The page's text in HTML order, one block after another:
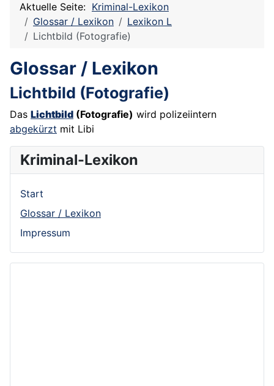
Aktuelle Seite: Kriminal-Lexikon
Glossar / Lexikon
Lexikon L
Lichtbild (Fotografie)
Glossar / Lexikon
Lichtbild (Fotografie)
Das Lichtbild (Fotografie) wird polizeiintern
abgekürzt mit Libi
Kriminal-Lexikon
Start
Glossar / Lexikon
Impressum